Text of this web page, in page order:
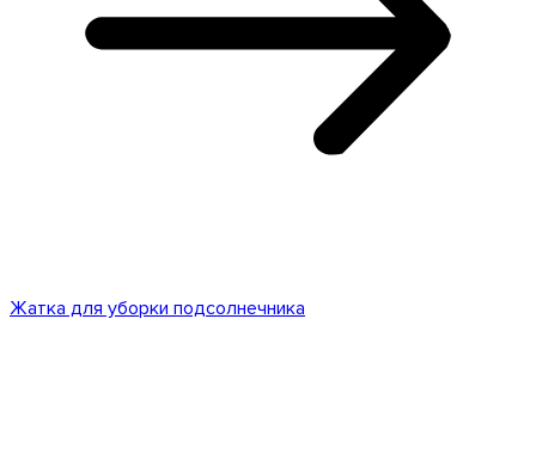
Жатка для уборки подсолнечника